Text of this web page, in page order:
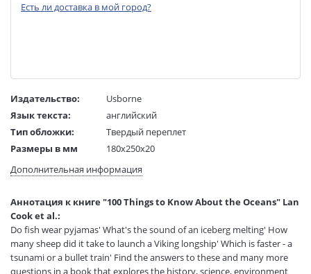
Есть ли доставка в мой город?
Издательство:
Usborne
Язык текста:
английский
Тип обложки:
Твердый переплет
Размеры в мм
180x250x20
Вес:
1 гр.
Код товара:
50041912
Артикул:
15192511
ISBN:
9781474953160
В продаже с:
04.06.2021
Дополнительная информация
Аннотация к книге "100 Things to Know About the Oceans" Lan
Cook et al.:
Do fish wear pyjamas' What's the sound of an iceberg melting' How
many sheep did it take to launch a Viking longship' Which is faster - a
tsunami or a bullet train' Find the answers to these and many more
questions in a book that explores the history, science, environment